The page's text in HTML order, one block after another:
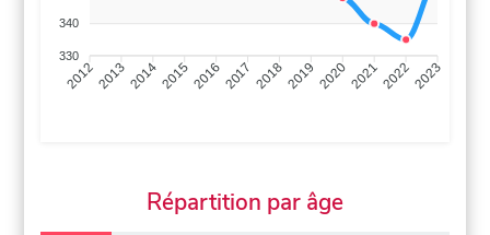
340
330
201220132014201520162017 20182019 2020202120222023
Répartition par âge